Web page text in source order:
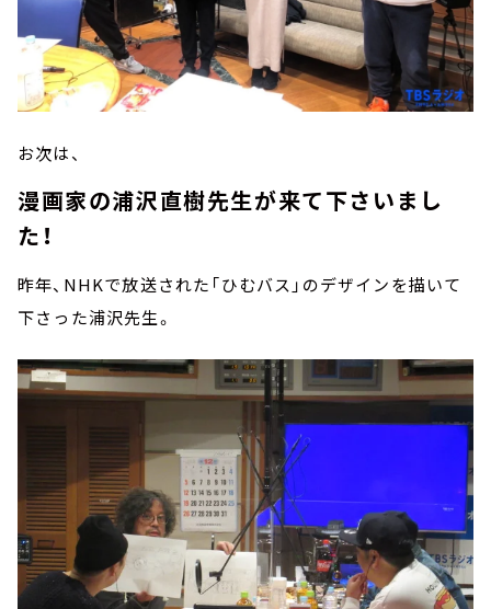
お次は、
漫画家の浦沢直樹先生が来て下さいまし
た！
昨年、NHKで放送された「ひむバス」のデザインを描いて
下さった浦沢先生。